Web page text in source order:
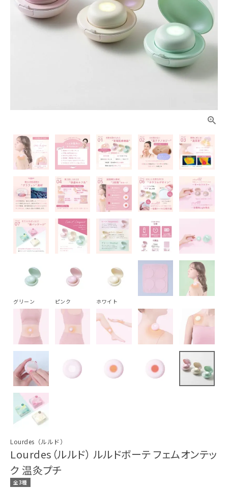
グリーン ピンク ホワイト
Lourdes（ルルド）
Lourdes（ルルド） ルルドボーテ フェムオンテッ
ク 温灸プチ
全3種